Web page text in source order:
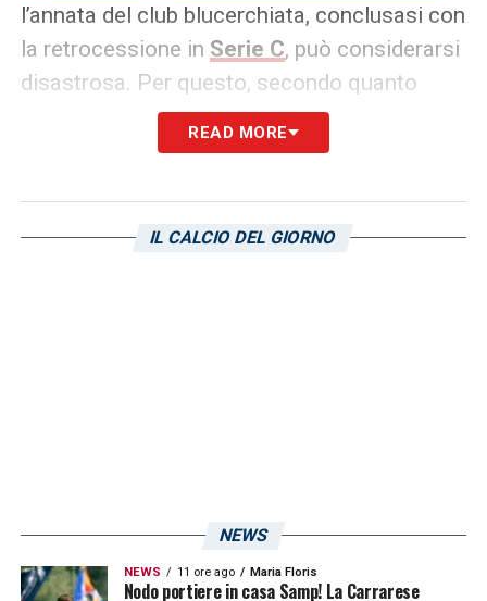
l’annata del club blucerchiata, conclusasi con
la retrocessione in Serie C, può considerarsi
disastrosa. Per questo, secondo quanto
Primocanale.it, due figure
importanti potrebbero lasciare
Josep They , il principale azionista del club
READ MORE
IL CALCIO DEL GIORNO
NEWS
NEWS 11 ore ago Maria Floris
Nodo portiere in casa Samp! La Carrarese